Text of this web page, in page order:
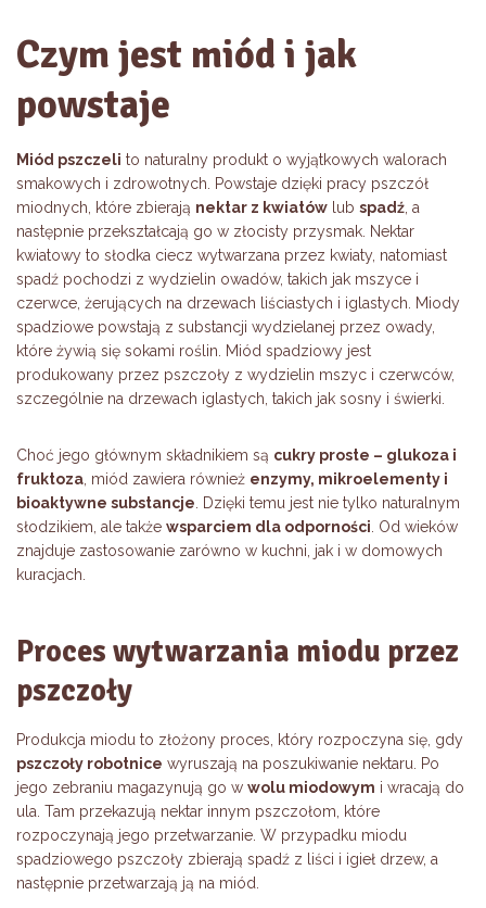
Czym jest miód i jak
powstaje
Miód pszczeli to naturalny produkt o wyjątkowych walorach
smakowych i zdrowotnych. Powstaje dzięki pracy pszczół
miodnych, które zbierają nektar z kwiatów lub spadź, a
następnie przekształcają go w złocisty przysmak. Nektar
kwiatowy to słodka ciecz wytwarzana przez kwiaty, natomiast
spadź pochodzi z wydzielin owadów, takich jak mszyce i
czerwce, żerujących na drzewach liściastych i iglastych. Miody
spadziowe powstają z substancji wydzielanej przez owady,
które żywią się sokami roślin. Miód spadziowy jest
produkowany przez pszczoły z wydzielin mszyc i czerwców,
szczególnie na drzewach iglastych, takich jak sosny i świerki.
Choć jego głównym składnikiem są cukry proste – glukoza i
fruktoza, miód zawiera również enzymy, mikroelementy i
bioaktywne substancje. Dzięki temu jest nie tylko naturalnym
słodzikiem, ale także wsparciem dla odporności. Od wieków
znajduje zastosowanie zarówno w kuchni, jak i w domowych
kuracjach.
Proces wytwarzania miodu przez
pszczoły
Produkcja miodu to złożony proces, który rozpoczyna się, gdy
pszczoły robotnice wyruszają na poszukiwanie nektaru. Po
jego zebraniu magazynują go w wolu miodowym i wracają do
ula. Tam przekazują nektar innym pszczołom, które
rozpoczynają jego przetwarzanie. W przypadku miodu
spadziowego pszczoły zbierają spadź z liści i igieł drzew, a
następnie przetwarzają ją na miód.